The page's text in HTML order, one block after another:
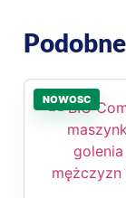
NOWOSC